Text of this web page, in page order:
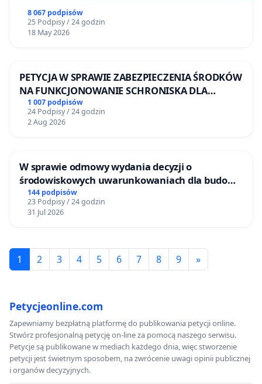
8 067 podpisów
25 Podpisy / 24 godzin
18 May 2026
PETYCJA W SPRAWIE ZABEZPIECZENIA ŚRODKÓW
NA FUNKCJONOWANIE SCHRONISKA DLA
BEZDOMNYCH ZWIERZĄT W SKARYSZEWIE
1 007 podpisów
24 Podpisy / 24 godzin
2 Aug 2026
W sprawie odmowy wydania decyzji o
środowiskowych uwarunkowaniach dla budowy
zakładu wytwarzania biometanu „Krynki” w
Ostrowiu Południowym oraz ochrony
mieszkańców i Puszczy Knyszyńskiej
144 podpisów
23 Podpisy / 24 godzin
31 Jul 2026
1 2 3 4 5 6 7 8 9 »
Petycjeonline.com
Zapewniamy bezpłatną platformę do publikowania petycji online.
Stwórz profesjonalną petycję on-line za pomocą naszego serwisu.
Petycje są publikowane w mediach każdego dnia, więc stworzenie
petycji jest świetnym sposobem, na zwrócenie uwagi opinii publicznej
i organów decyzyjnych.